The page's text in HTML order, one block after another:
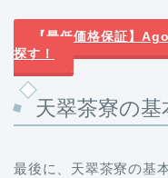
【最低価格保証】
探す！
天翠茶寮の
最後に、天翠茶寮の基